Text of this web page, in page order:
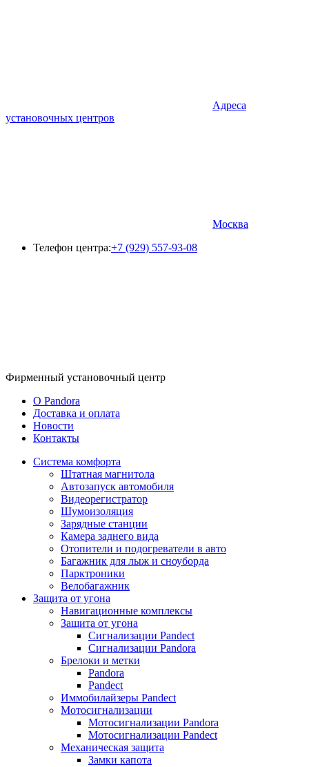
Адреса
установочных центров
Москва
Телефон центра:+7 (929) 557-93-08
Фирменный установочный центр
O Pandora
Доставка и оплата
Новости
Контакты
Система комфорта
Штатная магнитола
Автозапуск автомобиля
Видеорегистратор
Шумоизоляция
Зарядные станции
Камера заднего вида
Отопители и подогреватели в авто
Багажник для лыж и сноуборда
Парктроники
Велобагажник
Защита от угона
Навигационные комплексы
Защита от угона
Сигнализации Pandect
Сигнализации Pandora
Брелоки и метки
Pandora
Pandect
Иммобилайзеры Pandect
Мотосигнализации
Мотосигнализации Pandora
Мотосигнализации Pandect
Механическая защита
Замки капота